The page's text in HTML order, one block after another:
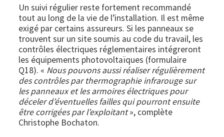
Un suivi régulier reste fortement recommandé
tout au long de la vie de l’installation. Il est même
exigé par certains assureurs. Si les panneaux se
trouvent sur un site soumis au code du travail, les
contrôles électriques réglementaires intégreront
les équipements photovoltaïques (formulaire
Q18). « Nous pouvons aussi réaliser régulièrement
des contrôles par thermographie infrarouge sur
les panneaux et les armoires électriques pour
déceler d’éventuelles failles qui pourront ensuite
être corrigées par l’exploitant», complète
Christophe Bochaton.